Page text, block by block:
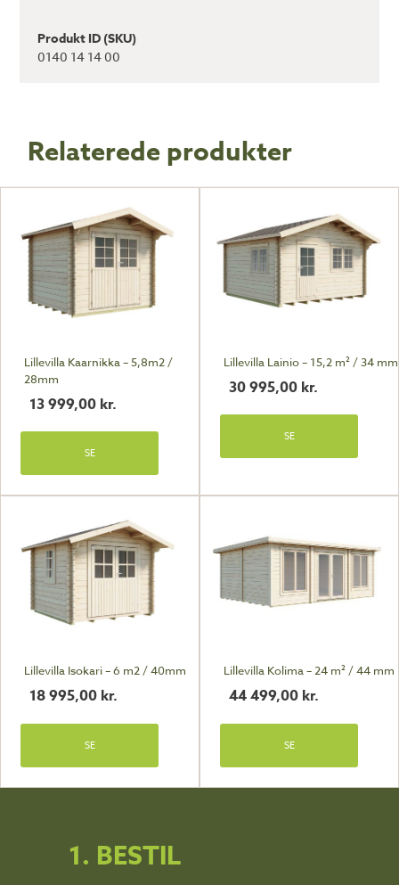
Produkt ID (SKU)
0140 14 14 00
Relaterede produkter
Lillevilla Kaarnikka – 5,8m2 /
28mm
13 999,00 kr.
SE
Lillevilla Lainio – 15,2 m² / 34 mm
30 995,00 kr.
SE
Lillevilla Isokari – 6 m2 / 40mm
18 995,00 kr.
SE
Lillevilla Kolima – 24 m² / 44 mm
44 499,00 kr.
SE
1. BESTIL